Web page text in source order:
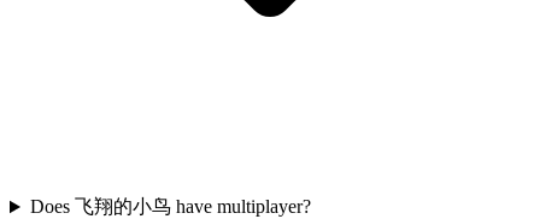
Does 飞翔的小鸟 have multiplayer?